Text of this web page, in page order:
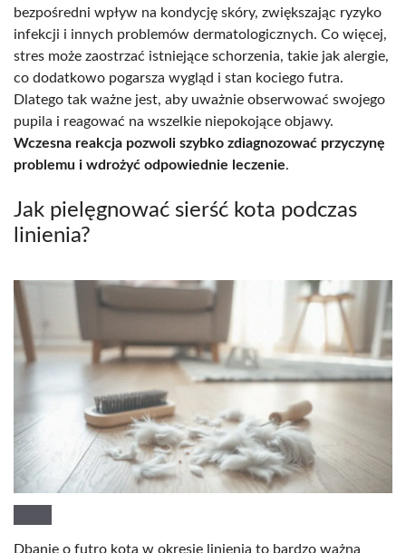
bezpośredni wpływ na kondycję skóry, zwiększając ryzyko
infekcji i innych problemów dermatologicznych. Co więcej,
stres może zaostrzać istniejące schorzenia, takie jak alergie,
co dodatkowo pogarsza wygląd i stan kociego futra.
Dlatego tak ważne jest, aby uważnie obserwować swojego
pupila i reagować na wszelkie niepokojące objawy.
Wczesna reakcja pozwoli szybko zdiagnozować przyczynę
problemu i wdrożyć odpowiednie leczenie.
Jak pielęgnować sierść kota podczas
linienia?
Dbanie o futro kota w okresie linienia to bardzo ważna